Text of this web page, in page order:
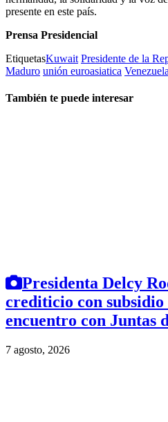
presente en este país.
Prensa Presidencial
EtiquetasKuwait Presidente de la
Maduro unión euroasiatica Venezuela
También te puede interesar
Presidenta Delcy
crediticio con
encuentro con Juntas
7 agosto, 2026